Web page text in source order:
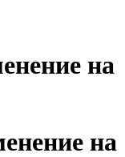
на
на